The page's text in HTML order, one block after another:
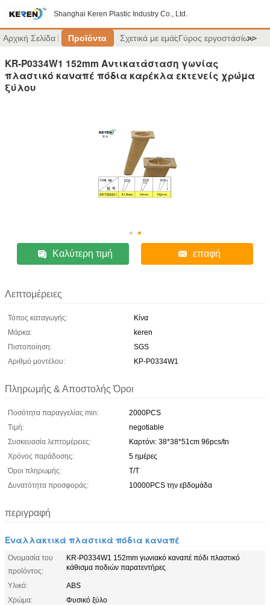
Shanghai Keren Plastic Industry Co., Ltd.
Αρχική Σελίδα Προϊόντα Σχετικά με εμάςΓύρος εργοστασίων
>>
KR-P0334W1 152mm Αντικατάσταση γωνίας
πλαστικό καναπέ πόδια καρέκλα εκτενείς χρώμα
ξύλου
Καλύτερη τιμή επαφή
Λεπτομέρειες
Τόπος καταγωγής:
Κίνα
Μάρκα:
keren
Πιστοποίηση:
SGS
Αριθμό μοντέλου:
ΚΡ-P0334W1
Πληρωμής & Αποστολής Όροι
Ποσότητα παραγγελίας min:
2000PCS
Τιμή:
negotiable
Συσκευασία λεπτομέρειες:
Καρτόνι: 38*38*51cm 96pcs/tn
Χρόνος παράδοσης:
5 ημέρες
Όροι πληρωμής:
Τ/Τ
Δυνατότητα προσφοράς:
10000PCS την εβδομάδα
περιγραφή
Εναλλακτικά πλαστικά πόδια καναπέ
Ονομασία του
προϊόντος:
KR-P0334W1 152mm γωνιακό καναπέ πόδι πλαστικό
κάθισμα ποδιών παρατεντήρες
Υλικό:
ABS
Χρώμα:
Φυσικό ξύλο